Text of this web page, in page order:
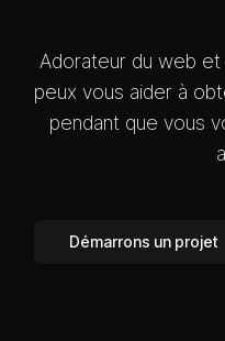
Adorateur du web
peux vous aider à
pendant que vous
Démarrons un projet